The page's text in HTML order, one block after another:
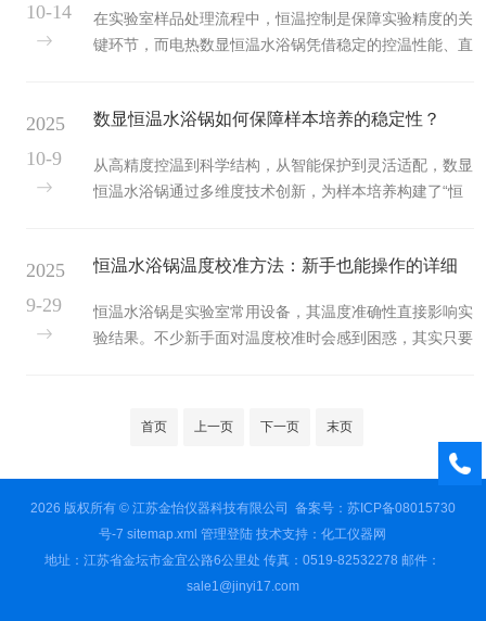
的循环模式持续进行。但单纯依靠自然对流存在两大局
限：温度梯度分布不均；响应速度滞后。这时就需要机械
效率革命磁力驱动的搅拌...
在实验室样品处理流程中，恒温控制是保障实验精度的关
键环节，而电热数显恒温水浴锅凭借稳定的控温性能、直
温度传感器和数显控制系统，能将水温稳定在设定范围
匀、可控的温度环境，广泛应用于化学、生物、食品等领
域的基础实验中。在样品溶解操作中，电热数显恒温水浴
（如某些化学试剂、食品检测中的添加...
10-14
数显恒温水浴锅如何保障样本培养的稳定性？
从高精度控温到科学结构，从智能保护到灵活适配，数显
恒温水浴锅通过多维度技术创新，为样本培养构建了“恒
等领域研究顺利开展的重要保障。一、高精度控温技术，
温水浴锅通过三重技术实现精准控温。首先，其搭载的高
精度温度传感器能实时捕捉水浴温度，精度可达±0.1℃，
2025
10-9
恒温水浴锅温度校准方法：新手也能操作的详细
恒温水浴锅是实验室常用设备，其温度准确性直接影响实
验结果。不少新手面对温度校准时会感到困惑，其实只要
工具与环境首先要准备好所需工具，新手无需复杂设备，
基础套装即可满足需求：一台经计量认证的标准温度计
（精度建议0.1℃，如铂电阻温度计）、恒温水浴锅专用
自来水杂质影响温度传导），以及记录用的笔记本和笔。
环境准备也不能忽视，需确保实验...
2025
9-29
首页 上一页 下一页 末页
2026 版权所有 © 江苏金怡仪器科技有限公司 备案号：苏ICP备08015730
号-7 sitemap.xml 管理登陆 技术支持：化工仪器网
地址：江苏省金坛市金宜公路6公里处 传真：0519-82532278 邮件：
sale1@jinyi17.com